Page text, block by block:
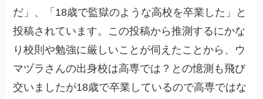
だ」、「18歳で監獄のような高校を卒業した」と
投稿されています。この投稿から推測するにかな
り校則や勉強に厳しいことが伺えたことから、ウ
マヅラさんの出身校は高専では？との憶測も飛び
交いましたが18歳で卒業しているので高専ではな